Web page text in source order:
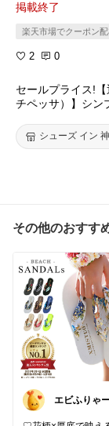
掲載終了
楽天市場でクーポン
2 0
セールプライス!
チペッサ）】シン
9]H9.0|ぱんぷす
シューズ イン
その他のおすす
エビふりゃ